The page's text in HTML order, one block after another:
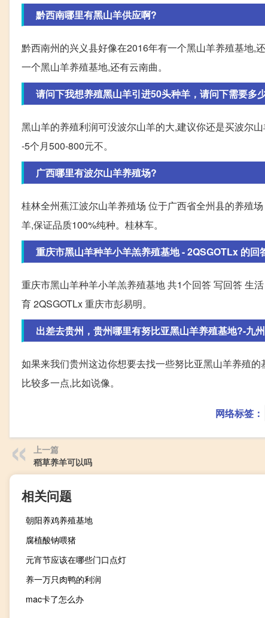
黔西南哪里有黑山羊供应啊?
黔西南州的兴义县好像在2016年有一个黑山羊养殖基地,
一个黑山羊养殖基地,还有云南曲。
请问下我想养殖黑山羊引进50头种羊，请问下需要多
黑山羊的养殖利润可没波尔山羊的大,建议你还是买波尔
-5个月500-800元不。
广西哪里有波尔山羊养殖场?
桂林全州蕉江波尔山羊养殖场 位于广西省全州县的养殖
羊,保证品质100%纯种。桂林车。
重庆市黑山羊种羊小羊羔养殖基地 - 2QSGOTLx 的回
重庆市黑山羊种羊小羊羔养殖基地 共1个回答 写回答 生
育 2QSGOTLx 重庆市彭易明。
出差去贵州，贵州哪里有努比亚黑山羊养殖基地?-九
如果来我们贵州这边你想要去找一些努比亚黑山羊养殖
比较多一点,比如说像。
网络标签：
上一篇
稻草养羊可以吗
相关问题
朝阳养鸡养殖基地
腐植酸钠喂猪
元宵节应该在哪些门口点灯
养一万只肉鸭的利润
mac卡了怎么办